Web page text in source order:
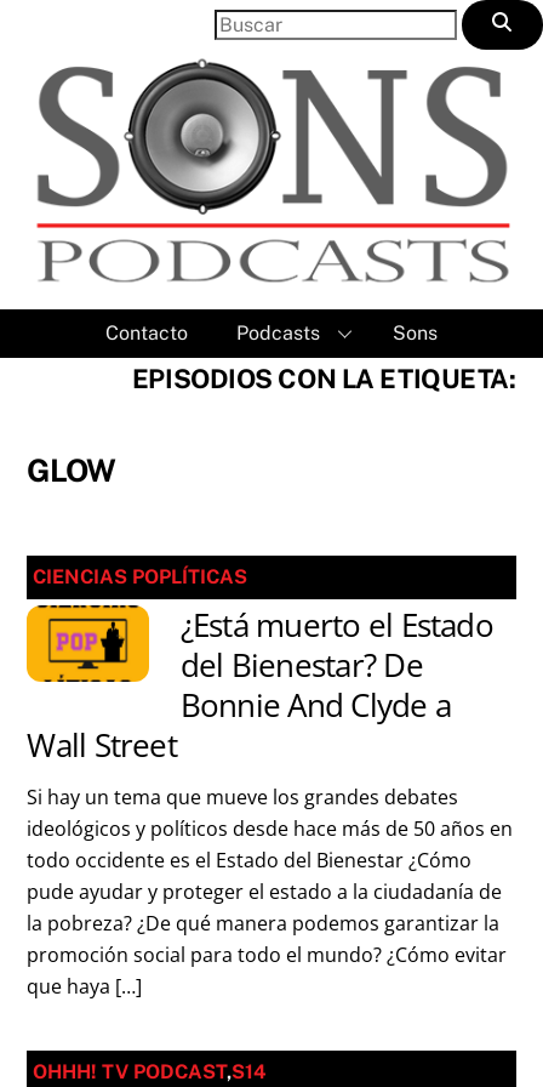
content
Contacto Podcasts Sons
EPISODIOS CON LA ETIQUETA:
GLOW
CIENCIAS POPLÍTICAS
¿Está muerto el Estado
del Bienestar? De
Bonnie And Clyde a
Wall Street
Si hay un tema que mueve los grandes debates
ideológicos y políticos desde hace más de 50 años en
todo occidente es el Estado del Bienestar ¿Cómo
pude ayudar y proteger el estado a la ciudadanía de
la pobreza? ¿De qué manera podemos garantizar la
promoción social para todo el mundo? ¿Cómo evitar
que haya […]
OHHH! TV PODCAST,S14